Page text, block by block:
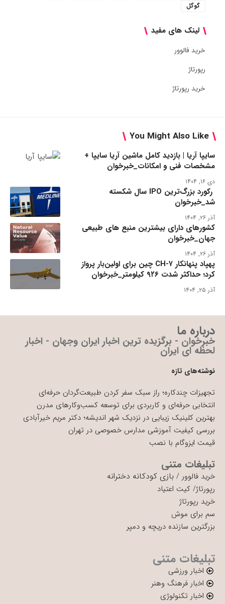
گوگل
لینک های مفید
خرید فالوور
رپورتاژ
خرید رپورتاژ
You Might Also Like
سایپا آریا | بازدید کامل ماشین آریا سایپا +
مشخصات فنی و امکانات_خبرخوان
دی ۱۶, ۱۴۰۴
رکورد بزرگ‌ترین IPO سال شکسته
شد_خبرخوان
آذر ۲۶, ۱۴۰۴
کشورهای دارای بیشترین منبع های طبیعی
جهان_خبرخوان
آذر ۲۶, ۱۴۰۴
پهپاد پنهانکار CH-۷ چین برای اولین‌بار پرواز
کرد؛ حداکثر شدت ۹۲۶ کیلومتر_خبرخوان
آذر ۲۵, ۱۴۰۴
درباره ما
خبرخوان - برگزیده ترین اخبار ایران وجهان - اخبار
لحظه ای ایران
نوشته‌های تازه
تجهیزات چندکاره؛ راز سبک سفر کردن طبیعت‌گردان حرفه‌ای
انتخابی حرفه‌ای و کاربردی برای توسعه کسب‌وکارهای مدرن
بهترین کلینیک زیبایی در نزدیک شهر اندیشه؛ دکتر مریم خیرآبادی
بررسی کیفیت آموزشی مدارس خصوصی در تهران
قیمت ایزوگام با نصب
تبلیغات متنی
خرید فالوور / بازی کودکانه دخترانه
رپورتاژ/ کیت اعتیاد
خرید رپورتاژ
سم برای موش
بزرگترین سازنده دریچه و دمپر
تبلیغات متنی
اخبار ورزشی
اخبار فرهنگ وهنر
اخبار تکنولوژی